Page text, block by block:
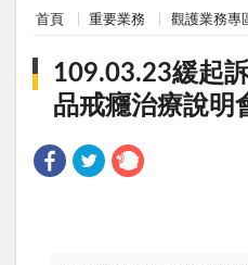
首頁 重要業務 觀護業務專
109.03.23緩起
品戒癮治療說明